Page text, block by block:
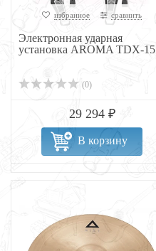
избранное сравнить
Электронная ударная
установка AROMA TDX-15
(0)
29 294 ₽
В корзину